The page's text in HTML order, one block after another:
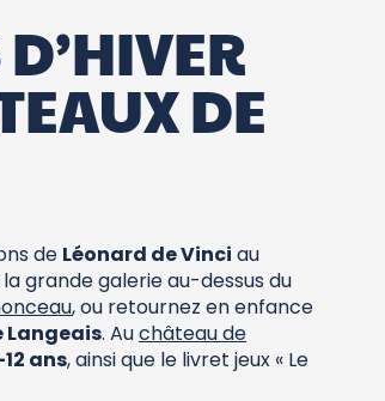
DE
de Léonard de Vinci au
grande galerie au-dessus du
, ou retournez en enfance
Langeais. Auchâteau de
ans, ainsi que le livret jeux « Le